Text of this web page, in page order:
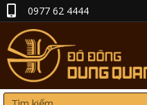
0977 62 4444